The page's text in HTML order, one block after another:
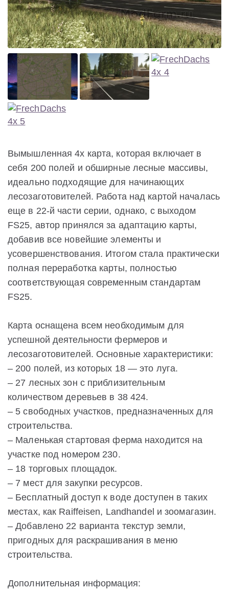
Вымышленная 4x карта, которая включает в
себя 200 полей и обширные лесные массивы,
идеально подходящие для начинающих
лесозаготовителей. Работа над картой началась
еще в 22-й части серии, однако, с выходом
FS25, автор принялся за адаптацию карты,
добавив все новейшие элементы и
усовершенствования. Итогом стала практически
полная переработка карты, полностью
соответствующая современным стандартам
FS25.
Карта оснащена всем необходимым для
успешной деятельности фермеров и
лесозаготовителей. Основные характеристики:
– 200 полей, из которых 18 — это луга.
– 27 лесных зон с приблизительным
количеством деревьев в 38 424.
– 5 свободных участков, предназначенных для
строительства.
– Маленькая стартовая ферма находится на
участке под номером 230.
– 18 торговых площадок.
– 7 мест для закупки ресурсов.
– Бесплатный доступ к воде доступен в таких
местах, как Raiffeisen, Landhandel и зоомагазин.
– Добавлено 22 варианта текстур земли,
пригодных для раскрашивания в меню
строительства.
Дополнительная информация: